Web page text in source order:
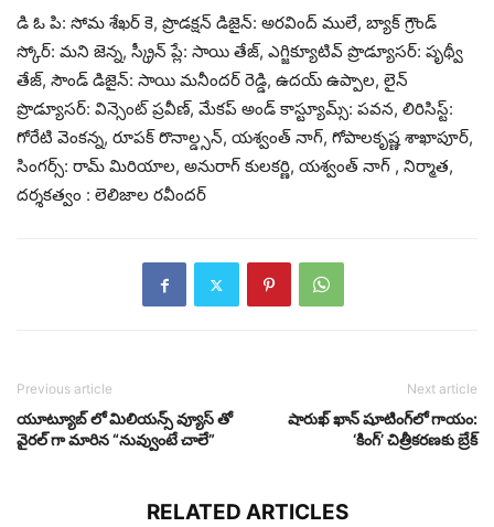
డి ఓ పి: సోమ శేఖర్ కె, ప్రొడక్షన్ డిజైన్: అరవింద్ ములే, బ్యాక్ గ్రౌండ్
స్కోర్: మని జెన్న, స్క్రీన్ ప్లే: సాయి తేజ్, ఎగ్జిక్యూటివ్ ప్రొడ్యూసర్: పృథ్వీ
తేజ్, సౌండ్ డిజైన్: సాయి మనీందర్ రెడ్డి, ఉదయ్ ఉప్పాల, లైన్
ప్రొడ్యూసర్: విన్సెంట్ ప్రవీణ్, మేకప్ అండ్ కాస్ట్యూమ్స్: పవన, లిరిసిస్ట్:
గోరేటి వెంకన్న, రూపక్ రొనాల్డ్సన్, యశ్వంత్ నాగ్, గోపాలకృష్ణ శాఖాపూర్,
సింగర్స్: రామ్ మిరియాల, అనురాగ్ కులకర్ణి, యశ్వంత్ నాగ్ , నిర్మాత,
దర్శకత్వం : లెలిజాల రవీందర్
Previous article
యూట్యూబ్ లో మిలియన్స్ వ్యూస్ తో
వైరల్ గా మారిన “నువ్వుంటే చాలే”
Next article
షారుఖ్ ఖాన్ షూటింగ్‌లో గాయం:
‘కింగ్’ చిత్రీకరణకు బ్రేక్
RELATED ARTICLES